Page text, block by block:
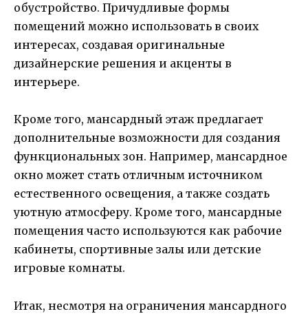
обустройство. Причудливые формы
помещений можно использовать в своих
интересах, создавая оригинальные
дизайнерские решения и акценты в
интерьере.
Кроме того, мансардный этаж предлагает
дополнительные возможности для создания
функциональных зон. Например, мансардное
окно может стать отличным источником
естественного освещения, а также создать
уютную атмосферу. Кроме того, мансардные
помещения часто используются как рабочие
кабинеты, спортивные залы или детские
игровые комнаты.
Итак, несмотря на ограничения мансардного